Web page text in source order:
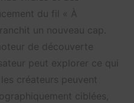
du fil « À
un nouveau cap.
de découverte
peut explorer ce qui
créateurs peuvent
ciblées,